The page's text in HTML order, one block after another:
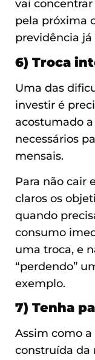
vai concentrar
pela próxima
previdência
6) Troca
Uma das
investir é
acostumado
necessários
mensais.
Para não cair
claros os
quando
consumo
uma troca, e
“perdendo”
exemplo.
7) Tenha
Assim como a
construída da